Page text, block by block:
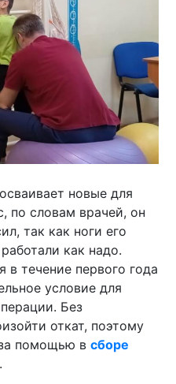
новые для
по словам врачей, он
так как ноги его
как надо.
в течение первого года
условие для
Без
откат, поэтому
за помощью всборе
.